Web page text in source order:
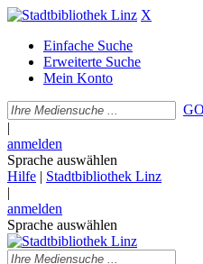
X
Einfache Suche
Erweiterte Suche
Mein Konto
GO
|
anmelden
Sprache auswählen
Hilfe | Stadtbibliothek Linz
|
anmelden
Sprache auswählen